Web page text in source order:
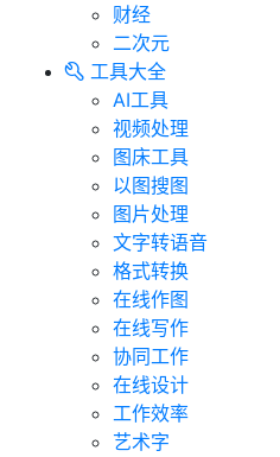
财经
二次元
工具大全
AI工具
视频处理
图床工具
以图搜图
图片处理
文字转语音
格式转换
在线作图
在线写作
协同工作
在线设计
工作效率
艺术字